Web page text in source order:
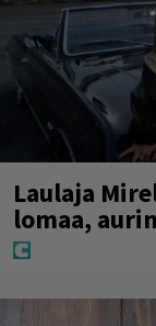
Laulaja
lomaa,